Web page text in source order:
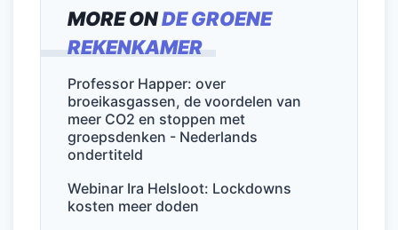
MORE ONDE GROENE
REKENKAMER
Professor Happer: over
broeikasgassen, de voordelen van
meer CO2 en stoppen met
groepsdenken - Nederlands
ondertiteld
Webinar Ira Helsloot: Lockdowns
kosten meer doden
e
b
o
o
k
er l
e
dI
n
s
p
p
n